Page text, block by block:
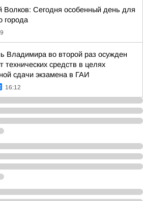
Волков: Сегодня особенный день для
города
Владимира во второй раз осужден
технических средств в целях
сдачи экзамена в ГАИ
16:12